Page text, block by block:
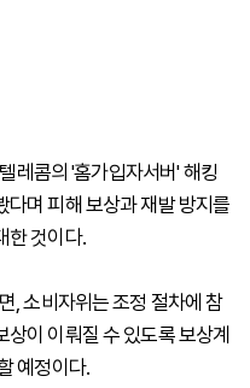
레콤의 '홈가입자서버' 해킹
며 피해 보상과 재발 방지를
한 것이다.
, 소비자위는 조정 절차에 참
이 이뤄질 수 있도록 보상계
예정이다.